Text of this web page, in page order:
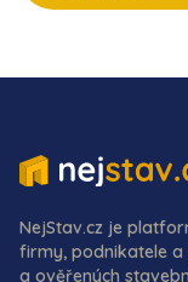
NejStav.cz je
firmy, podnikatele a
a ověřených